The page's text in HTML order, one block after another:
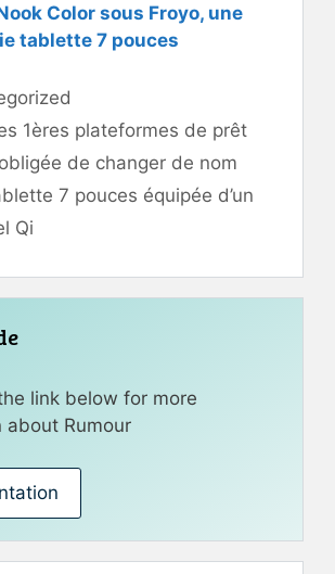
Color sous Froyo, une
tablette 7 pouces
1ères plateformes de prêt
de changer de nom
7 pouces équipée d’un
Qi
link below for more
about Rumour